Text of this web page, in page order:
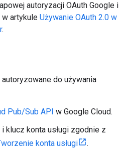
autoryzacji OAuth Google i
artykule Używanie OAuth 2.0 w
.
do używania
Pub/Sub API w Google Cloud.
klucz konta usługi zgodnie z
konta usługi
.